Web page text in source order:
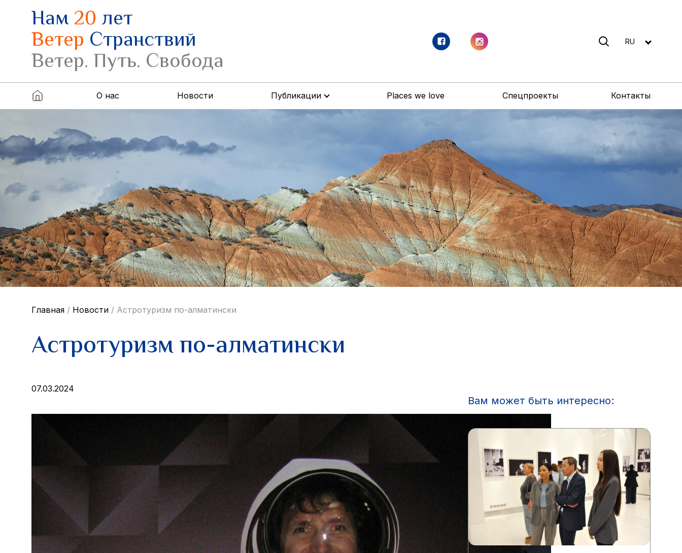
Нам20лет
Ветер Странствий
Ветер. Путь. Свобода
RU
О нас Новости Публикации Places we love Спецпроекты Контакты
Главная / Новости / Астротуризм по-алматински
Астротуризм по-алматински
07.03.2024
Вам может быть интересно: